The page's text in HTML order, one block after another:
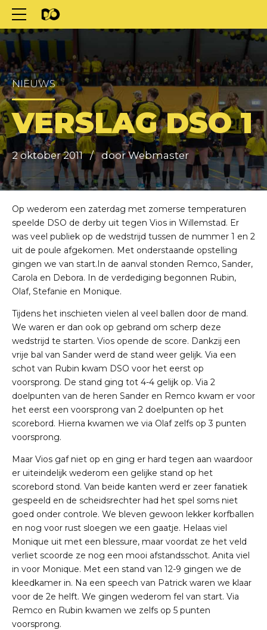
NIEUWS
VERSLAG DSO 1
2 oktober 2011 door Webmaster
Op wederom een zaterdag met zomerse temperaturen
speelde DSO de derby uit tegen Vios in Willemstad. Er
was veel publiek op de wedstrijd tussen de nummer 1 en 2
uit de poule afgekomen. Met onderstaande opstelling
gingen we van start.In de aanval stonden Remco, Sander,
Carola en Debora. In de verdediging begonnen Rubin,
Olaf, Stefanie en Monique.
Tijdens het inschieten vielen al veel ballen door de mand.
We waren er dan ook op gebrand om scherp deze
wedstrijd te starten. Vios opende de score. Dankzij een
vrije bal van Sander werd de stand weer gelijk. Via een
schot van Rubin kwam DSO voor het eerst op
voorsprong. De stand ging tot 4-4 gelijk op. Via 2
doelpunten van de heren Sander en Remco kwam er voor
het eerst een voorsprong van 2 doelpunten op het
scorebord. Hierna kwamen we via Olaf zelfs op 3 punten
voorsprong.
Maar Vios gaf niet op en ging er hard tegen aan waardoor
er uiteindelijk wederom een gelijke stand op het
scorebord stond. Van beide kanten werd er zeer fanatiek
gespeeld en de scheidsrechter had het spel soms niet
goed onder controle. We bleven gewoon lekker korfballen
en nog voor rust sloegen we een gaatje. Helaas viel
Monique uit met een blessure, maar voordat ze het veld
verliet scoorde ze nog een mooi afstandsschot. Anita viel
in voor Monique. Met een stand van 12-9 gingen we de
kleedkamer in. Na een speech van Patrick waren we klaar
voor de 2e helft. We gingen wederom fel van start. Via
Remco en Rubin kwamen we zelfs op 5 punten
voorsprong.